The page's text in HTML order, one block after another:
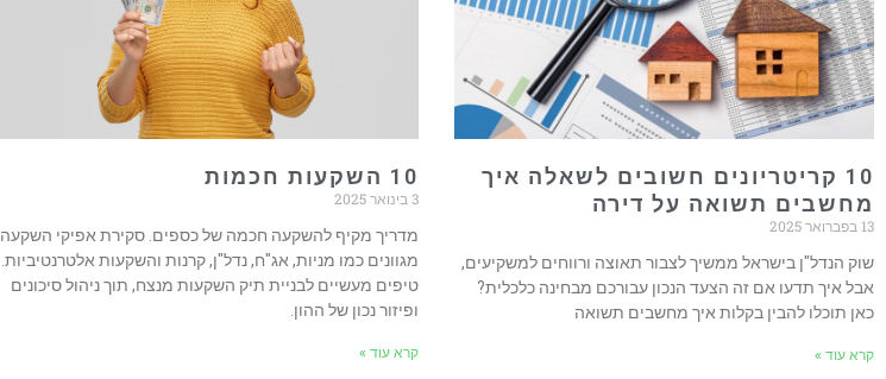
10 קריטריונים חשובים לשאלה איך
מחשבים תשואה על דירה
13 בפברואר 2025
שוק הנדל"ן בישראל ממשיך לצבור תאוצה ורווחים למשקיעים,
אבל איך תדעו אם זה הצעד הנכון עבורכם מבחינה כלכלית?
כאן תוכלו להבין בקלות איך מחשבים תשואה
קרא עוד »
10 השקעות חכמות
3 בינואר 2025
מדריך מקיף להשקעה חכמה של כספים. סקירת אפיקי השקעה
מגוונים כמו מניות, אג"ח, נדל"ן, קרנות והשקעות אלטרנטיביות.
טיפים מעשיים לבניית תיק השקעות מנצח, תוך ניהול סיכונים
ופיזור נכון של ההון.
קרא עוד »